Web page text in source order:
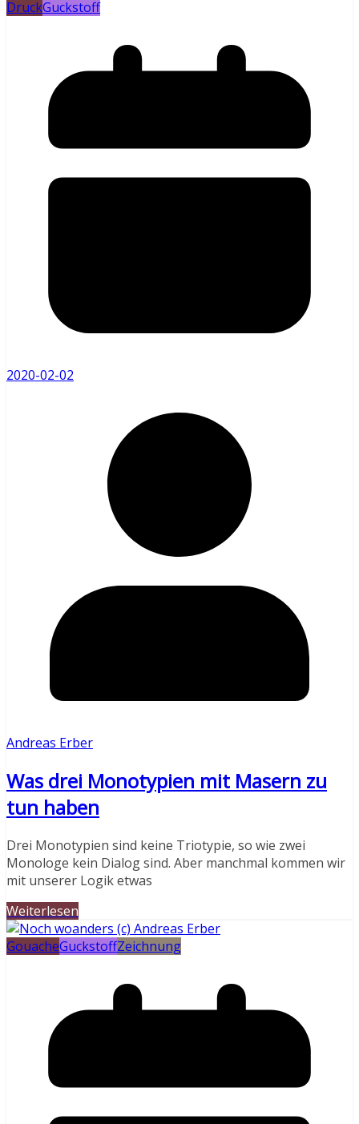
DruckGuckstoff
2020-02-02
Andreas Erber
Was drei Monotypien mit Masern zu
tun haben
Drei Monotypien sind keine Triotypie, so wie zwei
Monologe kein Dialog sind. Aber manchmal kommen wir
mit unserer Logik etwas
Weiterlesen
GouacheGuckstoffZeichnung